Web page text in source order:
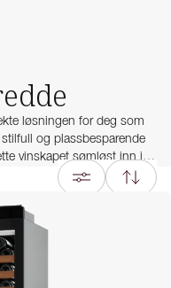
løsningen for deg som
og plassbesparende
vinskapet sømløst inn i
med plass til en variert
og kan enkelt tilpasses
vibrasjonsfri lagring
bredde at vinene dine alltid
modeller har også to